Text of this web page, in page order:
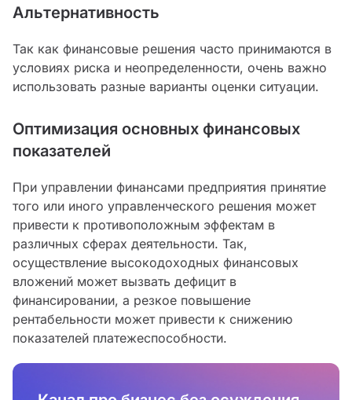
Альтернативность
Так как финансовые решения часто принимаются в
условиях риска и неопределенности, очень важно
использовать разные варианты оценки ситуации.
Оптимизация основных финансовых
показателей
При управлении финансами предприятия принятие
того или иного управленческого решения может
привести к противоположным эффектам в
различных сферах деятельности. Так,
осуществление высокодоходных финансовых
вложений может вызвать дефицит в
финансировании, а резкое повышение
рентабельности может привести к снижению
показателей платежеспособности.